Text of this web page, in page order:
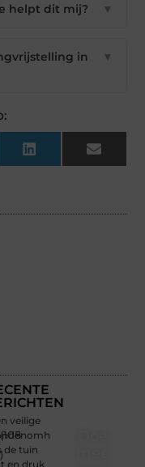
helpt dit mij? ▼
in
▼
LinkedIn Email
(108
)
veilige
de tuin
en druk